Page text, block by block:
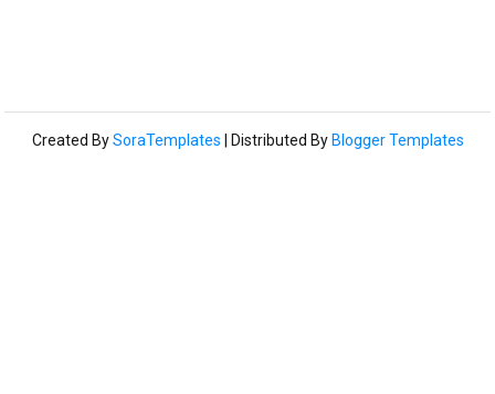
Created BySoraTemplates | Distributed By Blogger Templates